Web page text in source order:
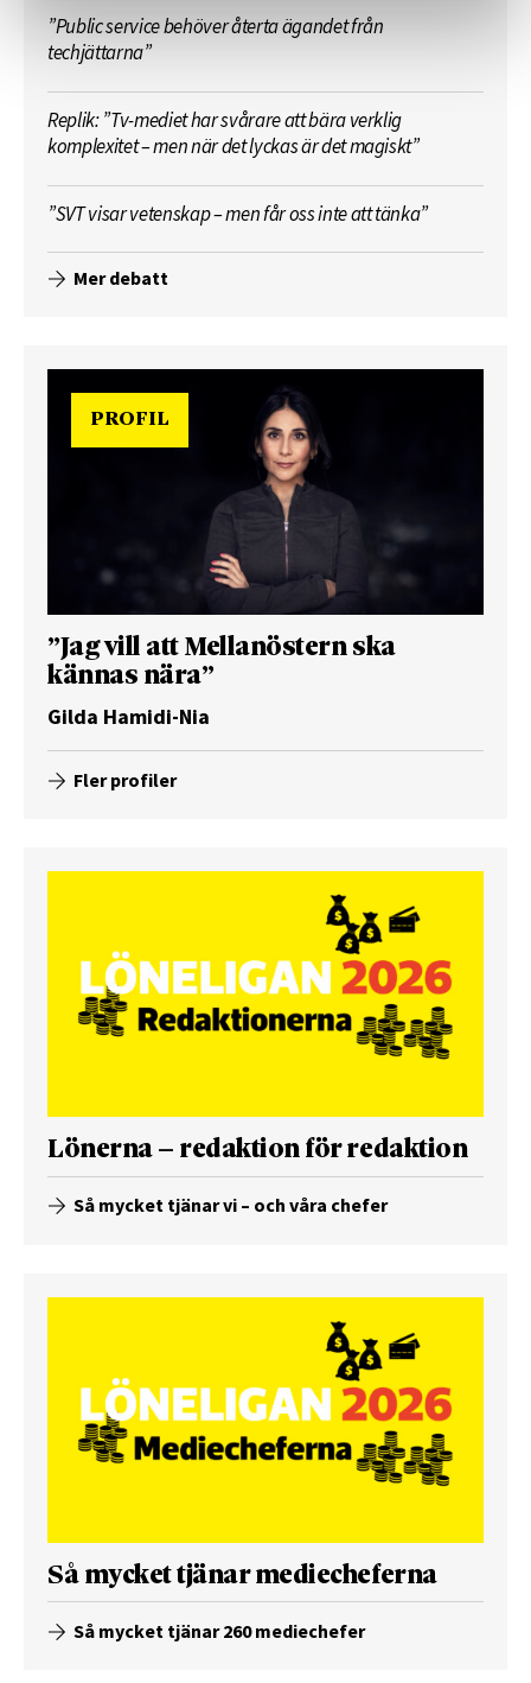
”Public service behöver återta ägandet från
techjättarna”
Replik: ”Tv-mediet har svårare att bära verklig
komplexitet – men när det lyckas är det magiskt”
”SVT visar vetenskap – men får oss inte att tänka”
Mer debatt
PROFIL
”Jag vill att Mellanöstern ska
kännas nära”
Gilda Hamidi-Nia
Fler profiler
Lönerna – redaktion för redaktion
Så mycket tjänar vi – och våra chefer
Så mycket tjänar mediecheferna
Så mycket tjänar 260 mediechefer